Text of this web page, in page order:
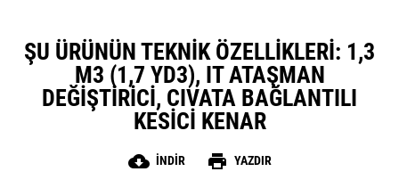
ŞU ÜRÜNÜN TEKNIK ÖZELLIKLERI: 1,3
M3 (1,7 YD3), IT ATAŞMAN
DEĞIŞTIRICI, CIVATA BAĞLANTILI
KESICI KENAR
cloud_download İNDIR print YAZDIR